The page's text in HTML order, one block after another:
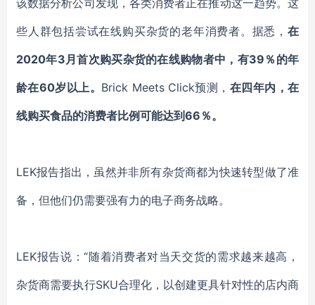
该数据分析公司发现， 各类消费者正在推动这一趋势。这
些人群包括尝试在线购买杂货的老年消费者。 据悉，在
2020年3月首次购买杂货的在线购物者中，有39％的年
龄在60岁以上。 Brick Meets Click预测， 在四年内，在
线购买食品的消费者比例可能达到66％。
LEK报告指出，虽然并非所有杂货商都为快速转型做了准
备 ，但他们仍需要强有力的电子商务战略。
LEK报告说：“随着消费者对当天交货的需求越来越高 ，
杂货商需要执行SKU合理化，以创建更具针对性的店内商